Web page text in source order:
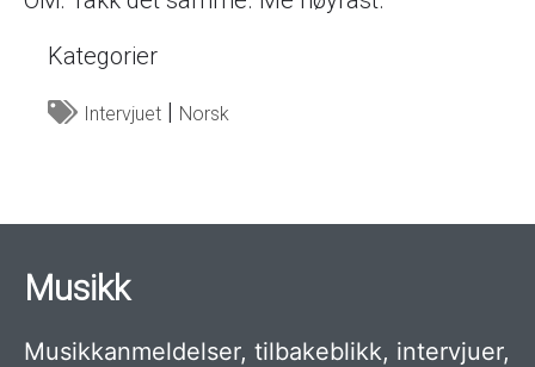
Kategorier
Intervjuet Norsk
Musikk
Musikkanmeldelser, tilbakeblikk, intervjuer,